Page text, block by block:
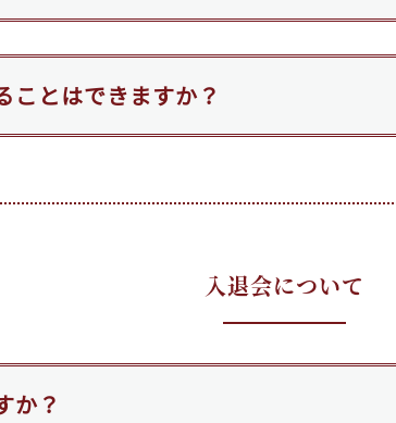
ことはできますか？
入退会について
か？